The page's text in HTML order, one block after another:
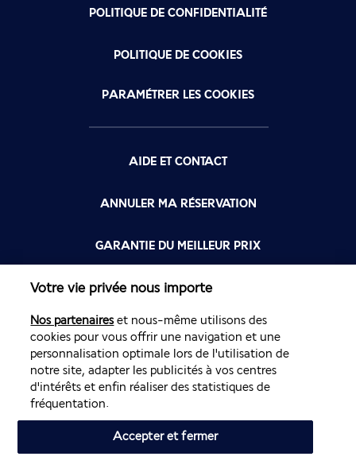
POLITIQUE DE CONFIDENTIALITÉ
POLITIQUE DE COOKIES
PARAMÉTRER LES COOKIES
AIDE ET CONTACT
ANNULER MA RÉSERVATION
GARANTIE DU MEILLEUR PRIX
FLYING BLUE
FLEXIBILITÉ
Site édité par PerfectStay.com en partenariat avec Air France. Les
ventes sont réalisées par PerfectStay.com
Votre vie privée nous importe
Nos partenaireset nous-même utilisons des
cookies pour vous offrir une navigation et une
personnalisation optimale lors de l'utilisation de
notre site, adapter les publicités à vos centres
d'intérêts et enfin réaliser des statistiques de
fréquentation.
Accepter et fermer